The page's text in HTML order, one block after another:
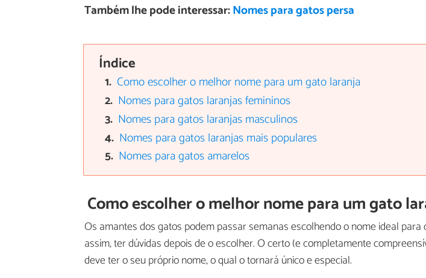
Também lhe pode interessar:Nomes para gatos persa
Índice
Como escolher o melhor nome para um gato laranja
Nomes para gatos laranjas femininos
Nomes para gatos laranjas masculinos
Nomes para gatos laranjas mais populares
Nomes para gatos amarelos
Como escolher o melhor nome para um gato
Os amantes dos gatos podem passar semanas escolhendo o nome ideal para
assim, ter dúvidas depois de o escolher. O certo (e completamente
deve ter o seu próprio nome, o qual o tornará único e especial.